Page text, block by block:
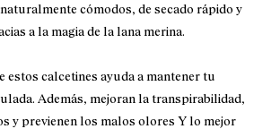
cómodos, de secado rápido y
a la magia de la lana merina.
estos calcetines ayuda a mantener tu
Además, mejoran la transpirabilidad,
y previenen los malos olores Y lo mejor